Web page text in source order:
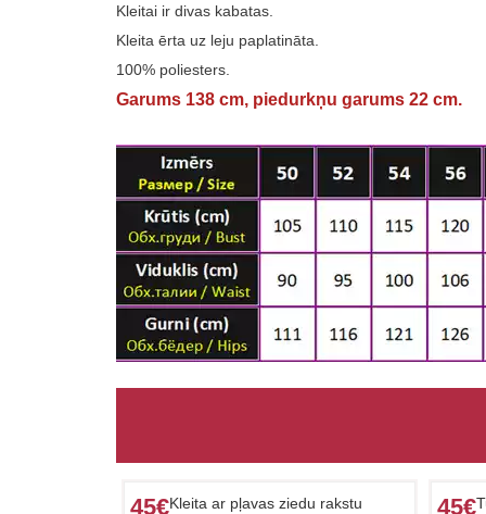
Kleitai ir divas kabatas.
Kleita ērta uz leju paplatināta.
100% poliesters.
Garums 138 cm, piedurkņu garums 22 cm.
45€Kleita ar pļavas ziedu rakstu 45€